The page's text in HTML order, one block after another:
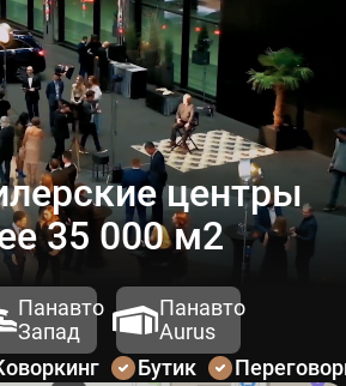
центры
35 000 м2
Панавто
Запад
Панавто
Aurus
Бутик